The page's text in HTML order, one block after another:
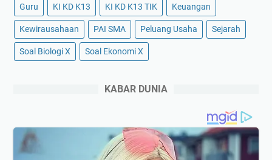
Guru KI KD K13 KI KD K13 TIK Keuangan
Kewirausahaan PAI SMA Peluang Usaha Sejarah
Soal Biologi X Soal Ekonomi X
KABAR DUNIA